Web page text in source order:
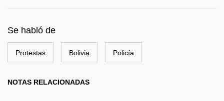
Se habló de
Protestas Bolivia Policía
NOTAS RELACIONADAS